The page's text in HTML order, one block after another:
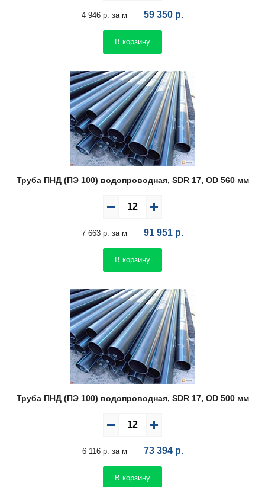
4 946 р. за м 59 350 р.
В корзину
Труба ПНД (ПЭ 100) водопроводная, SDR 17, OD 560 мм
7 663 р. за м 91 951 р.
В корзину
Труба ПНД (ПЭ 100) водопроводная, SDR 17, OD 500 мм
6 116 р. за м 73 394р.
В корзину